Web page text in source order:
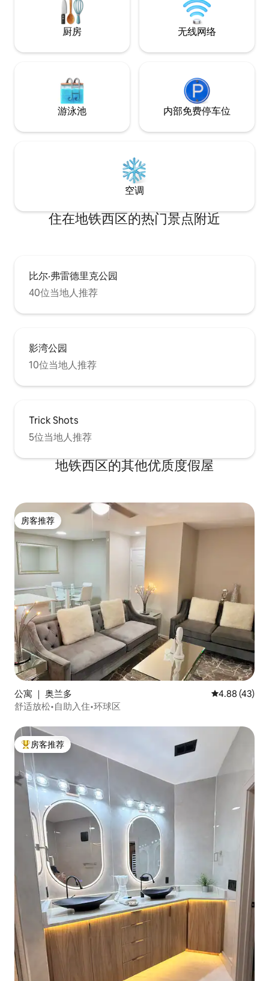
吧、披萨店和中餐
厨房 无线网络
游泳池 内部免费停车位
空调
住在地铁西区的热门景点附近
比尔·弗雷德里克公园
40位当地人推荐
影湾公园
10位当地人推荐
Trick Shots
5位当地人推荐
地铁西区的其他优质度假屋
房客推荐
房客推荐
公寓 ｜ 奥兰多 平均评分
4.88 (43)
舒适放松•自助入住•环球区
热门「房客推荐」
房客推荐